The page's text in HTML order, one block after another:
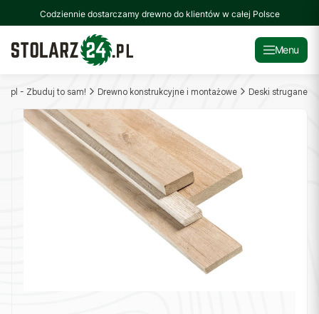
Codziennie dostarczamy drewno do klientów w całej Polsce
Menu
- Zbuduj to sam! Drewno konstrukcyjne i montażowe Deski strugane